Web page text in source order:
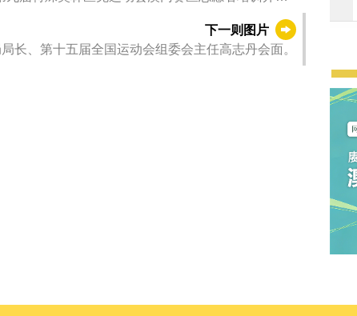
下一则图片
长、第十五届全国运动会组委会主任高志丹会面。
宣